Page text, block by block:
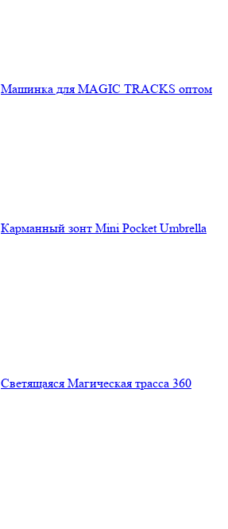
Машинка для MAGIC TRACKS оптом
Карманный зонт Mini Pocket Umbrella
Светящаяся Магическая трасса 360